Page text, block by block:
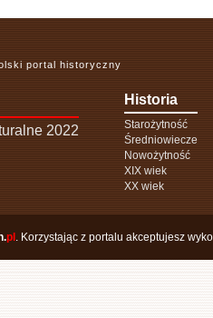
portal historyczny
2022
Historia
Starożytność
Średniowiecze
Nowożytność
XIX wiek
XX wiek
pl . Korzystając z portalu akceptujesz